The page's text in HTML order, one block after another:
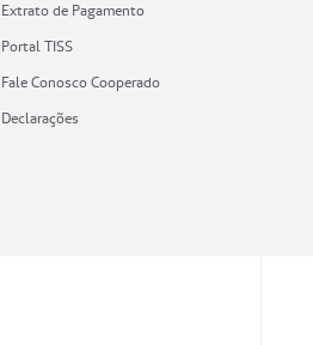
Extrato de Pagamento
Portal TISS
Fale Conosco Cooperado
Declarações